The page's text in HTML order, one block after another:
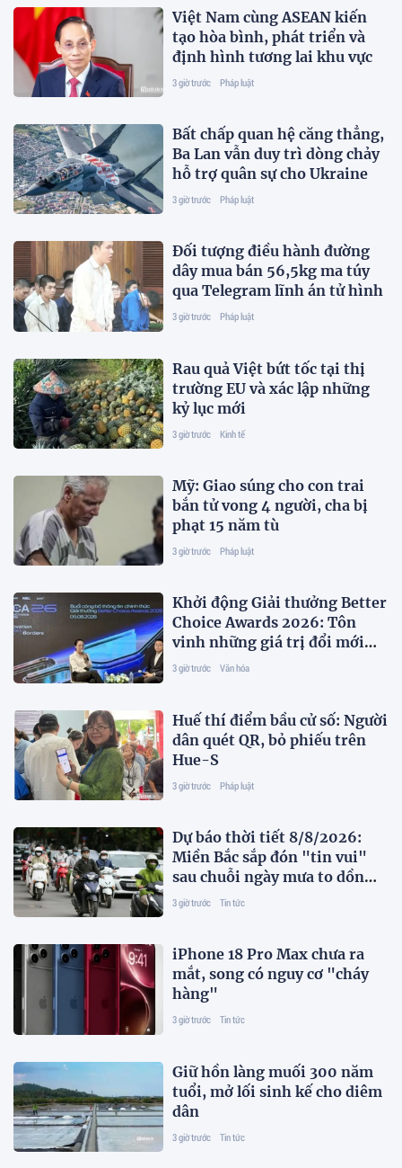
Việt Nam cùng ASEAN kiến
tạo hòa bình, phát triển và
định hình tương lai khu vực
3 giờ trước Pháp luật
Bất chấp quan hệ căng thẳng,
Ba Lan vẫn duy trì dòng chảy
hỗ trợ quân sự cho Ukraine
3 giờ trước Pháp luật
Đối tượng điều hành đường
dây mua bán 56,5kg ma túy
qua Telegram lĩnh án tử hình
3 giờ trước Pháp luật
Rau quả Việt bứt tốc tại thị
trường EU và xác lập những
kỷ lục mới
3 giờ trước Kinh tế
Mỹ: Giao súng cho con trai
bắn tử vong 4 người, cha bị
phạt 15 năm tù
3 giờ trước Pháp luật
Khởi động Giải thưởng Better
Choice Awards 2026: Tôn
vinh những giá trị đổi mới
phục vụ người tiêu dùng
3 giờ trước Văn hóa
Huế thí điểm bầu cử số: Người
dân quét QR, bỏ phiếu trên
Hue-S
3 giờ trước Pháp luật
Dự báo thời tiết 8/8/2026:
Miền Bắc sắp đón "tin vui"
sau chuỗi ngày mưa to dồn
dập
3 giờ trước Tin tức
iPhone 18 Pro Max chưa ra
mắt, song có nguy cơ "cháy
hàng"
3 giờ trước Tin tức
Giữ hồn làng muối 300 năm
tuổi, mở lối sinh kế cho diêm
dân
3 giờ trước Tin tức